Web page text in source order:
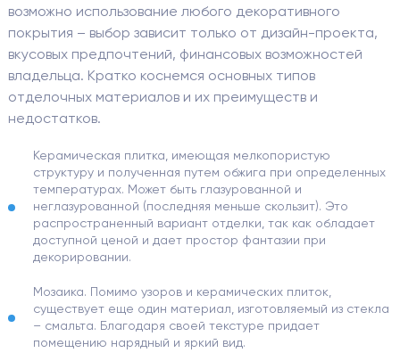
возможно использование любого декоративного
покрытия – выбор зависит только от дизайн-проекта,
вкусовых предпочтений, финансовых возможностей
владельца. Кратко коснемся основных типов
отделочных материалов и их преимуществ и
недостатков.
Керамическая плитка, имеющая мелкопористую
структуру и полученная путем обжига при определенных
температурах. Может быть глазурованной и
неглазурованной (последняя меньше скользит). Это
распространенный вариант отделки, так как обладает
доступной ценой и дает простор фантазии при
декорировании.
Мозаика. Помимо узоров и керамических плиток,
существует еще один материал, изготовляемый из стекла
– смальта. Благодаря своей текстуре придает
помещению нарядный и яркий вид.